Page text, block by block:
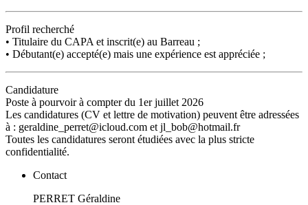
Profil recherché
• Titulaire du CAPA et inscrit(e) au Barreau ;
• Débutant(e) accepté(e) mais une expérience est appréciée ;
Candidature
Poste à pourvoir à compter du 1er juillet 2026
Les candidatures (CV et lettre de motivation) peuvent être adressées
à : geraldine_perret@icloud.com et jl_bob@hotmail.fr
Toutes les candidatures seront étudiées avec la plus stricte
confidentialité.
Contact
PERRET Géraldine